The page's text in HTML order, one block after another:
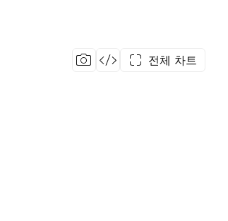
전체 차트